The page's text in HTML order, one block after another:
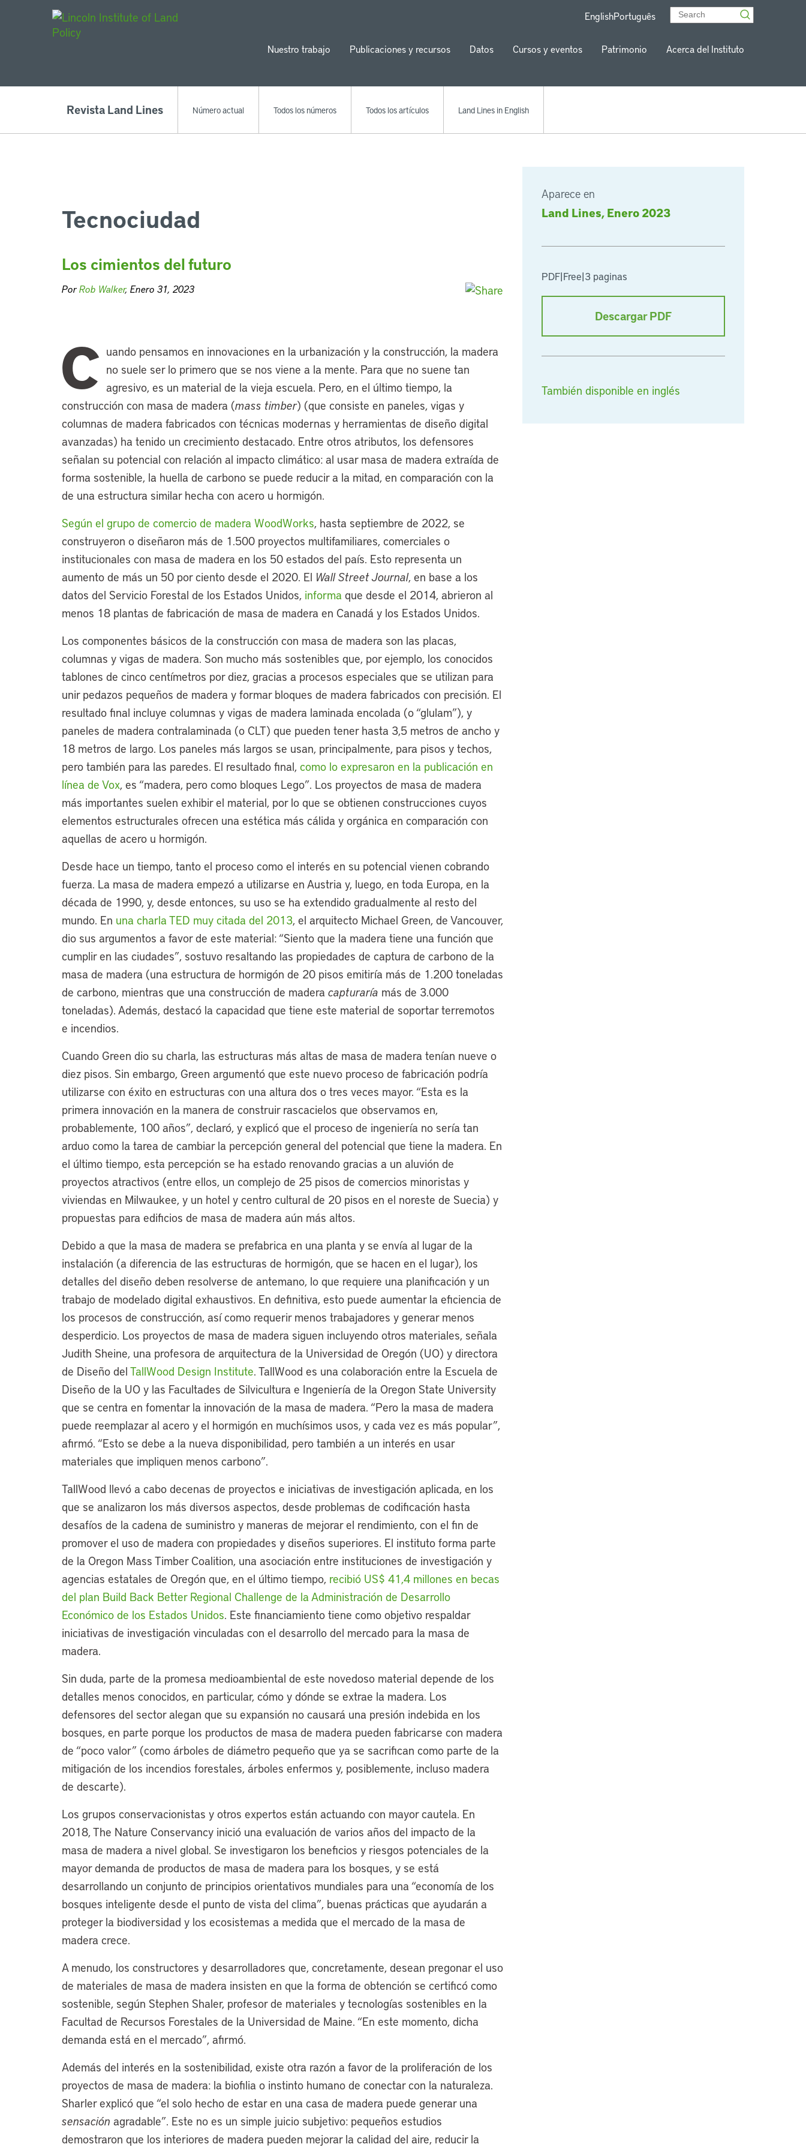
EnglishPortuguês
Nuestro trabajo Publicaciones y recursos Datos Cursos y eventos Patrimonio Acerca del Instituto
Revista Land Lines Número actual Todos los números Todos los artículos Land Lines in English
Aparece en
Land Lines, Enero 2023
PDF|Free|3 paginas
Descargar PDF
También disponible en inglés
Tecnociudad
Los cimientos del futuro
PorRob Walker, Enero 31, 2023
C uando pensamos en innovaciones en la urbanización y la construcción, la madera
no suele ser lo primero que se nos viene a la mente. Para que no suene tan
agresivo, es un material de la vieja escuela. Pero, en el último tiempo, la
construcción con masa de madera (mass timber) (que consiste en paneles, vigas y
columnas de madera fabricados con técnicas modernas y herramientas de diseño digital
avanzadas) ha tenido un crecimiento destacado. Entre otros atributos, los defensores
señalan su potencial con relación al impacto climático: al usar masa de madera extraída de
forma sostenible, la huella de carbono se puede reducir a la mitad, en comparación con la
de una estructura similar hecha con acero u hormigón.
Según el grupo de comercio de madera WoodWorks, hasta septiembre de 2022, se
construyeron o diseñaron más de 1.500 proyectos multifamiliares, comerciales o
institucionales con masa de madera en los 50 estados del país. Esto representa un
aumento de más un 50 por ciento desde el 2020. El Wall Street Journal, en base a los
datos del Servicio Forestal de los Estados Unidos, informa que desde el 2014, abrieron al
menos 18 plantas de fabricación de masa de madera en Canadá y los Estados Unidos.
Los componentes básicos de la construcción con masa de madera son las placas,
columnas y vigas de madera. Son mucho más sostenibles que, por ejemplo, los conocidos
tablones de cinco centímetros por diez, gracias a procesos especiales que se utilizan para
unir pedazos pequeños de madera y formar bloques de madera fabricados con precisión. El
resultado final incluye columnas y vigas de madera laminada encolada (o “glulam”), y
paneles de madera contralaminada (o CLT) que pueden tener hasta 3,5 metros de ancho y
18 metros de largo. Los paneles más largos se usan, principalmente, para pisos y techos,
pero también para las paredes. El resultado final, como lo expresaron en la publicación en
línea de Vox, es “madera, pero como bloques Lego”. Los proyectos de masa de madera
más importantes suelen exhibir el material, por lo que se obtienen construcciones cuyos
elementos estructurales ofrecen una estética más cálida y orgánica en comparación con
aquellas de acero u hormigón.
Desde hace un tiempo, tanto el proceso como el interés en su potencial vienen cobrando
fuerza. La masa de madera empezó a utilizarse en Austria y, luego, en toda Europa, en la
década de 1990, y, desde entonces, su uso se ha extendido gradualmente al resto del
mundo. En una charla TED muy citada del 2013, el arquitecto Michael Green, de Vancouver,
dio sus argumentos a favor de este material: “Siento que la madera tiene una función que
cumplir en las ciudades”, sostuvo resaltando las propiedades de captura de carbono de la
masa de madera (una estructura de hormigón de 20 pisos emitiría más de 1.200 toneladas
de carbono, mientras que una construcción de madera capturaría más de 3.000
toneladas). Además, destacó la capacidad que tiene este material de soportar terremotos
e incendios.
Cuando Green dio su charla, las estructuras más altas de masa de madera tenían nueve o
diez pisos. Sin embargo, Green argumentó que este nuevo proceso de fabricación podría
utilizarse con éxito en estructuras con una altura dos o tres veces mayor. “Esta es la
primera innovación en la manera de construir rascacielos que observamos en,
probablemente, 100 años”, declaró, y explicó que el proceso de ingeniería no sería tan
arduo como la tarea de cambiar la percepción general del potencial que tiene la madera. En
el último tiempo, esta percepción se ha estado renovando gracias a un aluvión de
proyectos atractivos (entre ellos, un complejo de 25 pisos de comercios minoristas y
viviendas en Milwaukee, y un hotel y centro cultural de 20 pisos en el noreste de Suecia) y
propuestas para edificios de masa de madera aún más altos.
Debido a que la masa de madera se prefabrica en una planta y se envía al lugar de la
instalación (a diferencia de las estructuras de hormigón, que se hacen en el lugar), los
detalles del diseño deben resolverse de antemano, lo que requiere una planificación y un
trabajo de modelado digital exhaustivos. En definitiva, esto puede aumentar la eficiencia de
los procesos de construcción, así como requerir menos trabajadores y generar menos
desperdicio. Los proyectos de masa de madera siguen incluyendo otros materiales, señala
Judith Sheine, una profesora de arquitectura de la Universidad de Oregón (UO) y directora
de Diseño del TallWood Design Institute. TallWood es una colaboración entre la Escuela de
Diseño de la UO y las Facultades de Silvicultura e Ingeniería de la Oregon State University
que se centra en fomentar la innovación de la masa de madera. “Pero la masa de madera
puede reemplazar al acero y el hormigón en muchísimos usos, y cada vez es más popular”,
afirmó. “Esto se debe a la nueva disponibilidad, pero también a un interés en usar
materiales que impliquen menos carbono”.
TallWood llevó a cabo decenas de proyectos e iniciativas de investigación aplicada, en los
que se analizaron los más diversos aspectos, desde problemas de codificación hasta
desafíos de la cadena de suministro y maneras de mejorar el rendimiento, con el fin de
promover el uso de madera con propiedades y diseños superiores. El instituto forma parte
de la Oregon Mass Timber Coalition, una asociación entre instituciones de investigación y
agencias estatales de Oregón que, en el último tiempo, recibió US$ 41,4 millones en becas
del plan Build Back Better Regional Challenge de la Administración de Desarrollo
Económico de los Estados Unidos. Este financiamiento tiene como objetivo respaldar
iniciativas de investigación vinculadas con el desarrollo del mercado para la masa de
madera.
Sin duda, parte de la promesa medioambiental de este novedoso material depende de los
detalles menos conocidos, en particular, cómo y dónde se extrae la madera. Los
defensores del sector alegan que su expansión no causará una presión indebida en los
bosques, en parte porque los productos de masa de madera pueden fabricarse con madera
de “poco valor” (como árboles de diámetro pequeño que ya se sacrifican como parte de la
mitigación de los incendios forestales, árboles enfermos y, posiblemente, incluso madera
de descarte).
Los grupos conservacionistas y otros expertos están actuando con mayor cautela. En
2018, The Nature Conservancy inició una evaluación de varios años del impacto de la
masa de madera a nivel global. Se investigaron los beneficios y riesgos potenciales de la
mayor demanda de productos de masa de madera para los bosques, y se está
desarrollando un conjunto de principios orientativos mundiales para una “economía de los
bosques inteligente desde el punto de vista del clima”, buenas prácticas que ayudarán a
proteger la biodiversidad y los ecosistemas a medida que el mercado de la masa de
madera crece.
A menudo, los constructores y desarrolladores que, concretamente, desean pregonar el uso
de materiales de masa de madera insisten en que la forma de obtención se certificó como
sostenible, según Stephen Shaler, profesor de materiales y tecnologías sostenibles en la
Facultad de Recursos Forestales de la Universidad de Maine. “En este momento, dicha
demanda está en el mercado”, afirmó.
Además del interés en la sostenibilidad, existe otra razón a favor de la proliferación de los
proyectos de masa de madera: la biofilia o instinto humano de conectar con la naturaleza.
Sharler explicó que “el solo hecho de estar en una casa de madera puede generar una
sensación agradable”. Este no es un simple juicio subjetivo: pequeños estudios
demostraron que los interiores de madera pueden mejorar la calidad del aire, reducir la